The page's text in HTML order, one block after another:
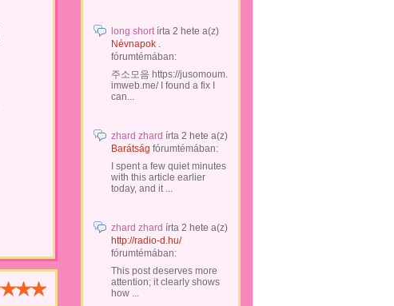
long shortírta 2 hete a(z)
Névnapok .
fórumtémában:
주소모음 https://jusomoum.
imweb.me/ I found a fix I
can...
zhard zhard írta 2 hete a(z)
Barátság fórumtémában:
I spent a few quiet minutes
with this article earlier
today, and it ...
zhard zhard írta 2 hete a(z)
http://radio-d.hu/
fórumtémában:
This post deserves more
attention; it clearly shows
how ...